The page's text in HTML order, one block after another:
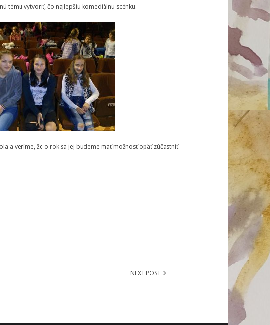
tému vytvoriť, čo najlepšiu komediálnu scénku.
a veríme, že o rok sa jej budeme mať možnosť opäť zúčastniť.
NEXT POST